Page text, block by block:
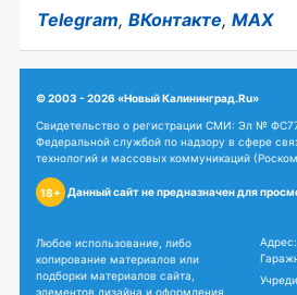
Telegram, ВКонтакте, MAX
© 2003 - 2026 «Новый Калининград.Ru»
Свидетельство о регистрации СМИ: Эл №
Федеральной службой по надзору в сфере
технологий и массовых коммуникаций
18+ Данный сайт не предназначен для
Любое использование, либо
копирование материалов или
подборки материалов сайта,
элементов дизайна и оформления
Адрес: